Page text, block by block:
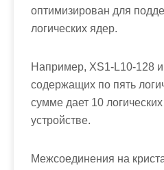
оптимизирован для
логических ядер.
Например, XS1-L10-128
содержащих по пять
сумме дает 10
устройстве.
Межсоединения на